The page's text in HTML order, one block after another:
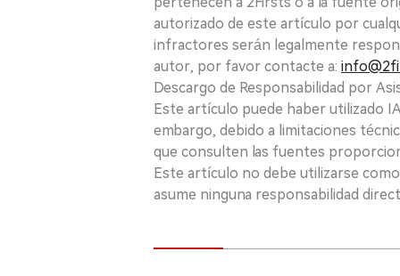
autorizado de este artículo por
infractores serán legalmente
autor, por favor contacte a:
Descargo de Responsabilidad por
Este artículo puede haber utilizado
embargo, debido a limitaciones
que consulten las fuentes
Este artículo no debe utilizarse
asume ninguna responsabilidad